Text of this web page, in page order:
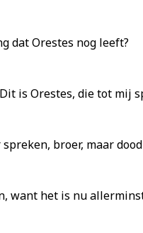
dat Orestes nog leeft?
is Orestes, die tot mij
broer, maar
want het is nu